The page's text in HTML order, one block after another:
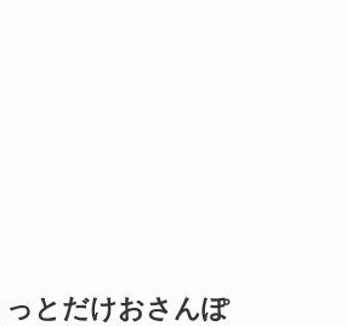
とだけおさんぽ